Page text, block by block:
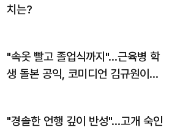
치는?
"속옷 빨고 졸업식까지"…근육병 학
생 돌본 공익, 코미디언 김규원이었
"경솔한 언행 깊이 반성"…고개 숙인